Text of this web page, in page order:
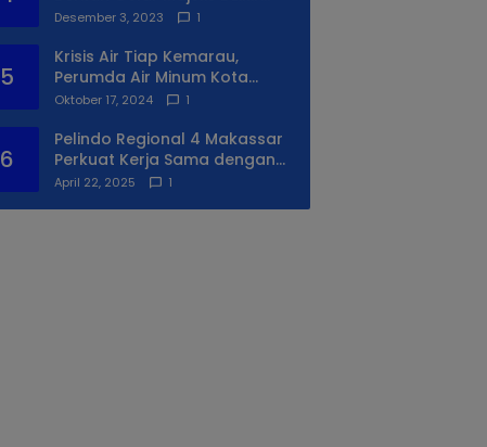
Syukuran Ke II
Desember 3, 2023 1
5
Krisis Air Tiap Kemarau,
Perumda Air Minum Kota
Makassar Beri Solusi Terbaik
Oktober 17, 2024 1
6
Pelindo Regional 4 Makassar
Perkuat Kerja Sama dengan
PIP Makassar Lewat Praktek
April 22, 2025 1